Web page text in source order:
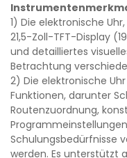
1) Die elektronische
21,5-Zoll-TFT-Display
und detailliertes
Betrachtung
2) Die elektronische
Funktionen, darunter
Routenzuordnung,
Schulungsbedürfnisse
werden. Es unterstützt